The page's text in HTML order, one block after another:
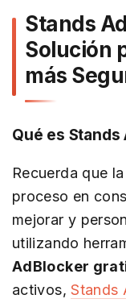
Stands
Solución
más
Qué es
Recuerda que
proceso en
mejorar y
utilizando
AdBlocker
activos,Stands